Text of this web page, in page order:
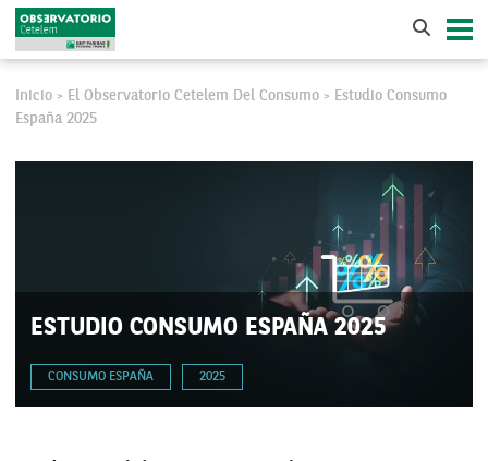
Inicio > El Observatorio Cetelem Del Consumo >
Estudio Consumo
España 2025
ESTUDIO CONSUMO ESPAÑA 2025
CONSUMO ESPAÑA 2025